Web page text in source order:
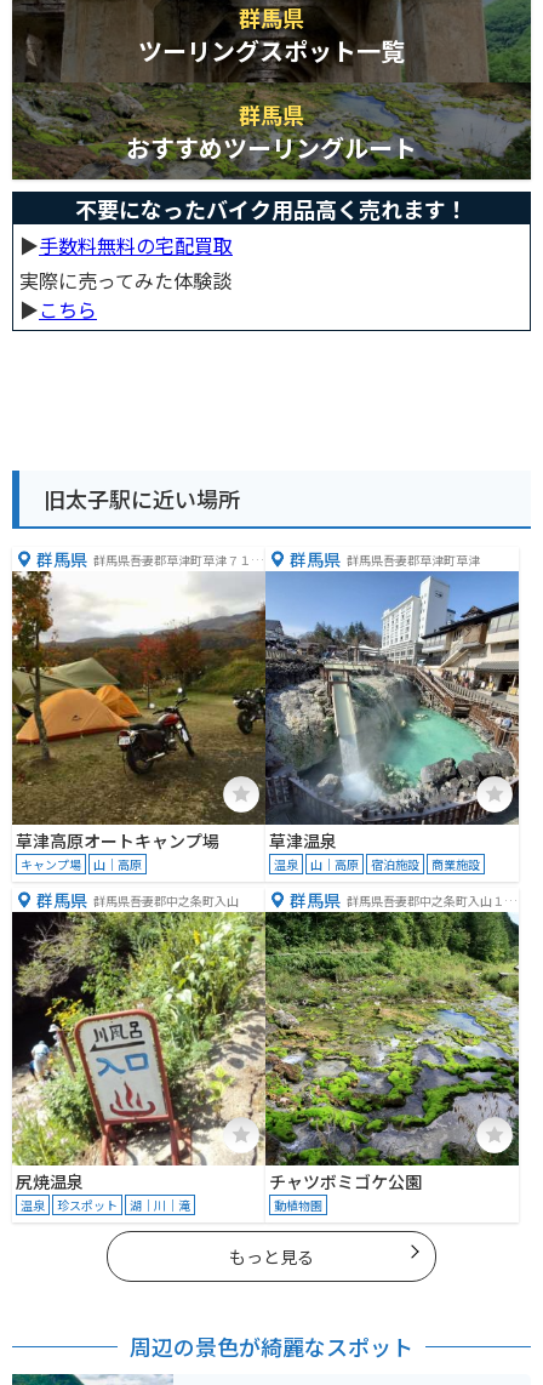
群馬県
ツーリングスポット一覧
群馬県
おすすめツーリングルート
不要になったバイク用品高く売れます！
▶︎手数料無料の宅配買取
実際に売ってみた体験談
▶︎こちら
旧太子駅に近い場所
群馬県 群馬県吾妻郡草津町草津７１１
草津高原オートキャンプ場
キャンプ場 山｜高原
群馬県 群馬県吾妻郡草津町草津
草津温泉
温泉 山｜高原 宿泊施設 商業施設
群馬県 群馬県吾妻郡中之条町入山
尻焼温泉
温泉 珍スポット 湖｜川｜滝
群馬県 群馬県吾妻郡中之条町入山１３
−３
チャツボミゴケ公園
動植物園
もっと見る
周辺の景色が綺麗なスポット